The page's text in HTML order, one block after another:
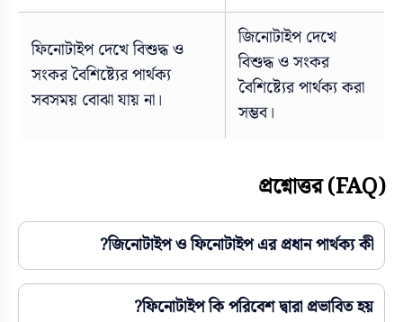
জিনোটাইপ দেখে
বিশুদ্ধ ও সংকর
বৈশিষ্ট্যের পার্থক্য করা
সম্ভব।
ফিনোটাইপ দেখে বিশুদ্ধ ও
সংকর বৈশিষ্ট্যের পার্থক্য
সবসময় বোঝা যায় না।
প্রশ্নোত্তর (FAQ)
জিনোটাইপ ও ফিনোটাইপ এর প্রধান পার্থক্য কী?
ফিনোটাইপ কি পরিবেশ দ্বারা প্রভাবিত হয়?